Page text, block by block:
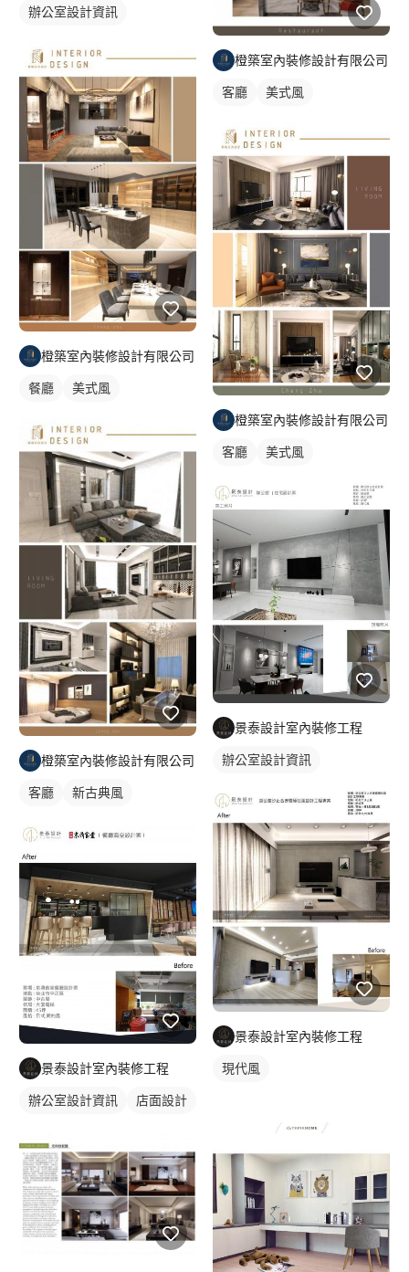
頁了 4..如果看完以上敘述迫不及待想跟我們聯絡的話，歡迎諮詢 ?
設計與工程流程? 電話初步諮詢與預算,說明設計監工費>現場丈量,
洽談需求內容>進行平面配置 >初次討論平面配置>確認平面配置後
初估工程報價>進行設計簽約>細部平面確認>繪製精細3D圖>進行
工程項目報價>工程合約>繪製確認施工圖>施工進度表>進場施工
========================= ?溝通諮詢 溝通階段1.初步溝通瞭
解資訊2.需求預算規劃3.各階段及服務流程說明4.設計、監工、工
程等費用說明 需求規劃1.現場丈量（預售屋另規劃）2.設計風格討
論3.需求內容洽談4.執行平面配置與規劃 ?合約簽訂 設計合約1.平
面配置確認2.初估工程總預算3.設計合約簽訂 設計執行1.風格提案
2.繪製精細3D3.系統套圖 工程合約1.工程項目報價2.工程合約簽訂
3.繪製施工圖 ?施工交屋 工程施工1.施工進度確認2.專人監工及回
報3.依照合約收取各階段費用 完工交屋1.驗收交屋2.收取尾款費用
3.售後服務及保固 ========================= FAQ常見問答
Q:你們與其他室內裝修工程有什麼不同 A:我們除了施工工程外，
我們還兼具美學設計能力,我們的作品有很多設計規範書，都是我
們做的。 Q:這麼保證你們施工品質呢？ A:我們公司在業界15年
了，經歷一線品牌嚴格考驗，對於施工品質非常要求，市面上比低
價的很多往往為了降低成本品質相對施工品質比較差也比較堪慮，
目前市面上還有很多我們的作品，可到現場参觀，住宅比較不方便
求溝通>繪製平面配置圖>初估工程總預算>確認設計約報價簽約>
進行平面圖確認>風格提案確認>精細繪製3D圖確認>完成系統套
圖>進行初估報價>完成設計約付款。 2.工程程序>現場丈量>需求
溝通>繪製平面配置圖>確認初估報價簽約>再次繪製平面確認施工
圖>安排進度表>進行施工>完工確認。(單純只有繪製施工圖，一
般收費標準佔總工程費約5-8％費用)(依照專案有所不同) Q:這麼樣
跟設計師溝通,我想要的風格與需求呢？ A:可以收集一些喜歡的空
間照片或是影片,寫下你想要的空間氛圍,喜歡的飯店或是不喜歡的
事物,還有多跟家庭成員溝通收納等問題,收集好給設計師參考,大大
提升設計師規劃理想的空間歐，多溝通讓設計師多了解你們，對未
來順利執行案子非常有幫助。 Q:為什麼要監工費與工程管理證照
A:本公司有具備專業工程管理施工證照人員,執行工程時要有經驗
豐富的工務掌握工程進度與廠商協調及工程管理，讓整個工程順利
完成收尾，幫客戶把關施工品質非常重要的角色,監工費一般收費
標準佔總工程費10~15％費用。(包含繪製施工圖與系統套圖)。 Q:
工程是給設計師,還是我自己發包呢？ A:自己發包也可以,不過你要
花很多時間,很多工班做不出你的預期,導致修改追加糾紛等問題,如
果交給設計師當然省去很多問題可以控制預算,施工品質把關,還有
售後服務雖然費用上貴一些,這麼算都划算歐。 Q:設計公司繪圖估
價要多久時間呢？ A:從丈量到第一次平面配置約7個工作天，確認
平面圖後估價預計14個工作天。 Q:施工時間大約多久？ A:一般住
宅30坪約45個工作天，商業空間30坪約60個工作天。 Q:我自己搞
不清預算這麼辦？ A:預算會影響裝潢內容先詢問設計師，也可以
抓出總預算提供給設計師幫你評估是否可以執行或是自己分割預
算:例如設計費,工程費,監工費,家電傢俱等費用 Q:擔心被設計師當
盤子嗎？ 人生有幾次裝潢呢?現在網路發達,查詢價格透明超簡單(不
是比便宜就好,魔鬼藏在細節裡)1.一分錢一分貨觀念2.事前溝通項目
數量材質標示3.簽訂合約避免糾紛。 Q:為何市面上有些說不用設計
費呢？ A:有可能會把設計費加在工程報價或是其他項目。 Q:為何
系統櫃公司畫圖都不用費用 A:一般設計公司初期丈量，繪製平面
配置 初估報價是不須費用，等確認價格後，才會付訂金，再次修
改繪製圖面確認進行工程事項。 Q:為何設計公司不做局部修繕 A:
因為局部修繕費用比較高，例如安裝單項物品須要工資或是局部修
繕油漆漏水，因為量少成本會很高，客戶比較沒有辦法接受，通常
貴 A:有可能用大陸貨比價，客戶要把運費,安裝,保固,等現場因素考
量進來，這也是客戶比較有爭議的問題，我們都會先告知產品好壞
及費用客戶同意再施作。 Q:為何空調,家飾,傢具,家電,設計公司不
包含？ A:因為價差很大比較有爭議，家電家具採購須要花較長時
間挑選製作清單給客戶確認，一般設計公司比較不會去做，我們公
司可以幫客戶採購但須要5%服務費因為人事成本考量，所以我們
都會建議傢俱店給客戶參考,或是提供設計師陪同挑選。 Q:我需要
辦公室設計資訊
橙築室內裝修設計有限公司
餐廳 美式風
橙築室內裝修設計有限公司
客廳 新古典風
景泰設計室內裝修工程
辦公室設計資訊 店面設計
橙築室內裝修設計有限公司
客廳 美式風
橙築室內裝修設計有限公司
客廳 美式風
景泰設計室內裝修工程
辦公室設計資訊
景泰設計室內裝修工程
現代風